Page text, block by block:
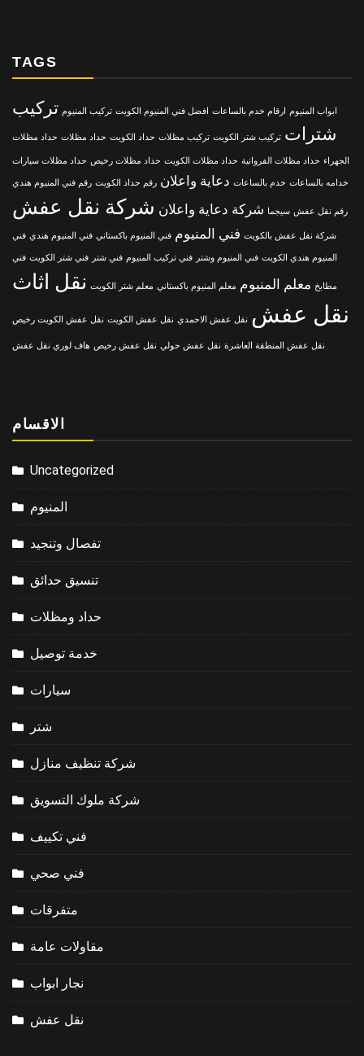
TAGS
ابواب المنيوم ارقام خدم بالساعات افضل فني المنيوم الكويت تركيب المنيوم تركيب
شترات تركيب شتر الكويت تركيب مظلات حداد الكويت حداد مظلات حداد مظلات
الجهراء حداد مظلات الفروانية حداد مظلات الكويت حداد مظلات رخيص حداد مظلات سيارات
خدامه بالساعات خدم بالساعات دعاية واعلان رقم حداد الكويت رقم فني المنيوم هندي
رقم نقل عفش سيجما شركة دعاية واعلان شركة نقل عفش
شركة نقل عفش بالكويت فني المنيوم فني المنيوم باكستاني فني المنيوم هندي فني
المنيوم هندي الكويت فني المنيوم وشتر فني تركيب المنيوم فني شتر فني شتر الكويت فني
مطابخ معلم المنيوم معلم المنيوم باكستاني معلم شتر الكويت نقل اثاث
نقل عفش نقل عفش الاحمدي نقل عفش الكويت نقل عفش الكويت رخيص
نقل عفش المنطقة العاشرة نقل عفش حولي نقل عفش رخيص هاف لوري نقل عفش
الاقسام
Uncategorized
المنيوم
تفصال وتنجيد
تنسيق حدائق
حداد ومظلات
خدمة توصيل
سيارات
شتر
شركة تنظيف منازل
شركة ملوك التسويق
فني تكييف
فني صحي
متفرقات
مقاولات عامة
نجار ابواب
نقل عفش